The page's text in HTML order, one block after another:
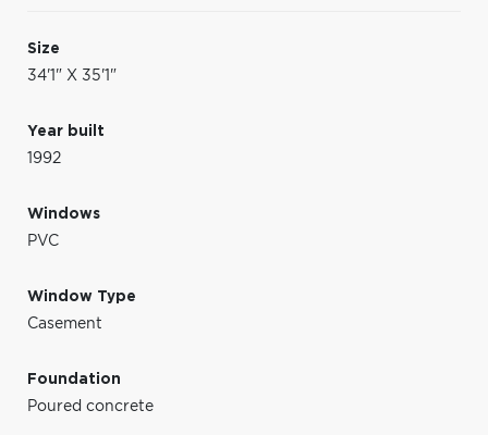
Size
34'1" X 35'1"
Year built
1992
Windows
PVC
Window Type
Casement
Foundation
Poured concrete